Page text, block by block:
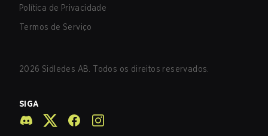
Política de Privacidade
Termos de Serviço
2026 Sidledes AB. Todos os direitos reservados.
SIGA